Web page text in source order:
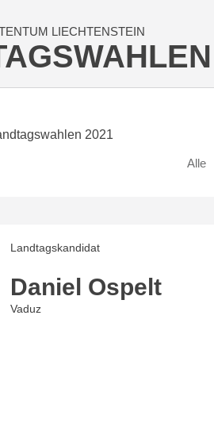
LIECHTENSTEIN
2021
Alle
Landtagskandidat
Daniel Ospelt
Vaduz